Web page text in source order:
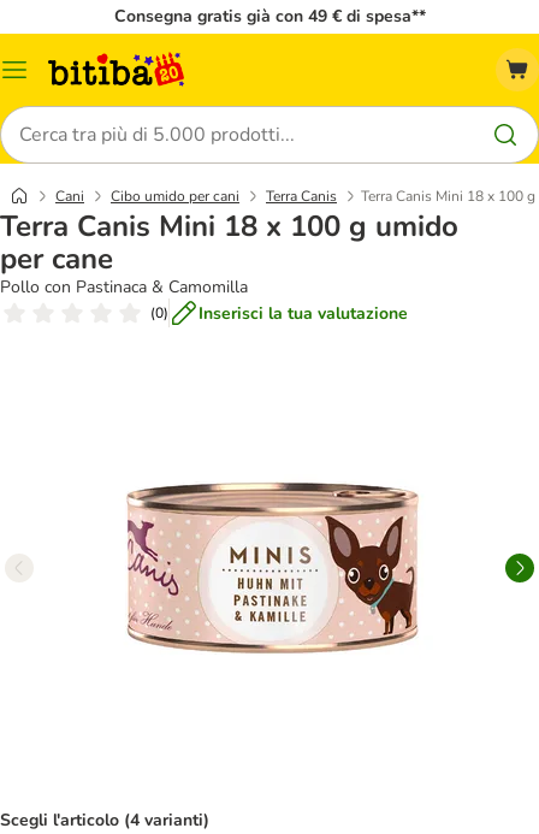
Consegna gratis già con 49 € di spesa**
Overview
Cerca
Cani Cibo umido per cani Terra Canis Terra Canis Mini 18 x 100
Terra Canis Mini 18 x 100 g umido
per cane
Pollo con Pastinaca & Camomilla
(0) Inserisci la tua valutazione
Scegli l'articolo (4 varianti)